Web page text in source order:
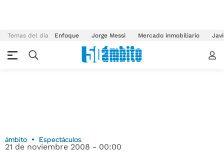
Temas del día Enfoque Jorge Messi Mercado inmobiliario
ámbito Espectáculos
21 de noviembre 2008 - 00:00